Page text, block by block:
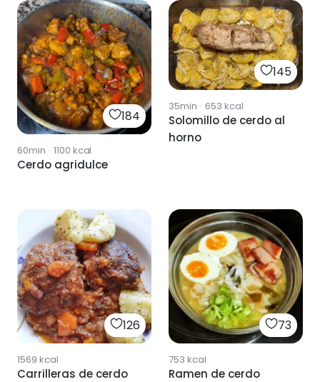
184
60min · 1100 kcal
Cerdo agridulce
145
35min · 653 kcal
Solomillo de cerdo al
horno
126
1569 kcal
Carrilleras de cerdo
73
753 kcal
Ramen de cerdo